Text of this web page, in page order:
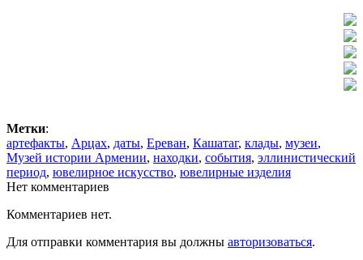
Метки:
артефакты, Арцах, даты, Ереван, Кашатаг, клады, музеи,
Музей истории Армении, находки, события, эллинистический
период, ювелирное искусство, ювелирные изделия
Нет комментариев
Комментариев нет.
Для отправки комментария вы должны авторизоваться.